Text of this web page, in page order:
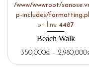
/www/wwwroot/
p-includes/
on line 4487
Beach Walk
350,000₫ – 2,980,000